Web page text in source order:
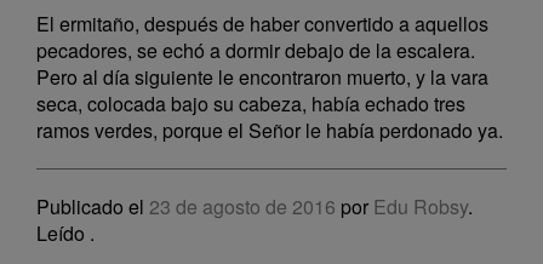
El ermitaño, después de haber convertido a aquellos
pecadores, se echó a dormir debajo de la escalera.
Pero al día siguiente le encontraron muerto, y la vara
seca, colocada bajo su cabeza, había echado tres
ramos verdes, porque el Señor le había perdonado ya.
Publicado el 23 de agosto de 2016 por Edu Robsy.
Leído .